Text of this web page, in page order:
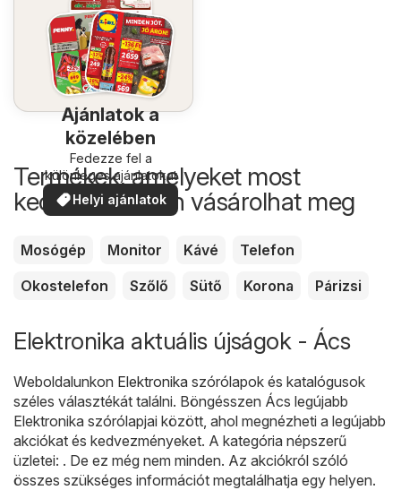
Ajánlatok a
közelében
Fedezze fel a
különleges ajánlatokat
Helyi ajánlatok
Termékek, amelyeket most
kedvezőbb áron vásárolhat meg
Mosógép Monitor Kávé
Telefon
Okostelefon
Szőlő Sütő Korona Párizsi
Elektronika aktuális újságok - Ács
Weboldalunkon Elektronika szórólapok és katalógusok
széles választékát találni. Böngésszen Ács legújabb
Elektronika szórólapjai között, ahol megnézheti a legújabb
akciókat és kedvezményeket. A kategória népszerű
üzletei: . De ez még nem minden. Az akciókról szóló
összes szükséges információt megtalálhatja egy helyen.